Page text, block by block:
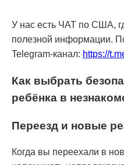
У нас есть ЧАТ по США,
полезной информации.
Telegram-канал: https://
Как выбрать
ребёнка в
Переезд и новые
Когда вы переехали в